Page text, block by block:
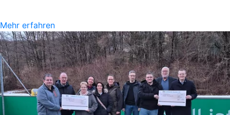
Mehr erfahren